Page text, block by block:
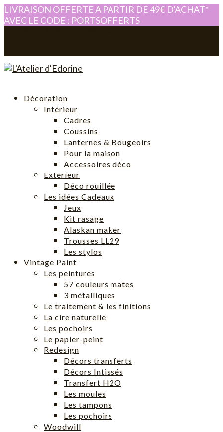
LIVRAISON OFFERTE A PARTIR DE 49€ D'ACHAT*
AVEC LE CODE : PORTSOFFERTS
Décoration
Intérieur
Cadres
Coussins
Lanternes & Bougeoirs
Pour la maison
Accessoires déco
Extérieur
Déco rouillée
Les idées Cadeaux
Jeux
Kit rasage
Alaskan maker
Trousses LL29
Les stylos
Vintage Paint
Les peintures
57 couleurs mates
3 métalliques
Le traitement & les finitions
La cire naturelle
Les pochoirs
Le papier-peint
Redesign
Décors transferts
Décors Intissés
Transfert H2O
Les moules
Les tampons
Les pochoirs
Woodwill